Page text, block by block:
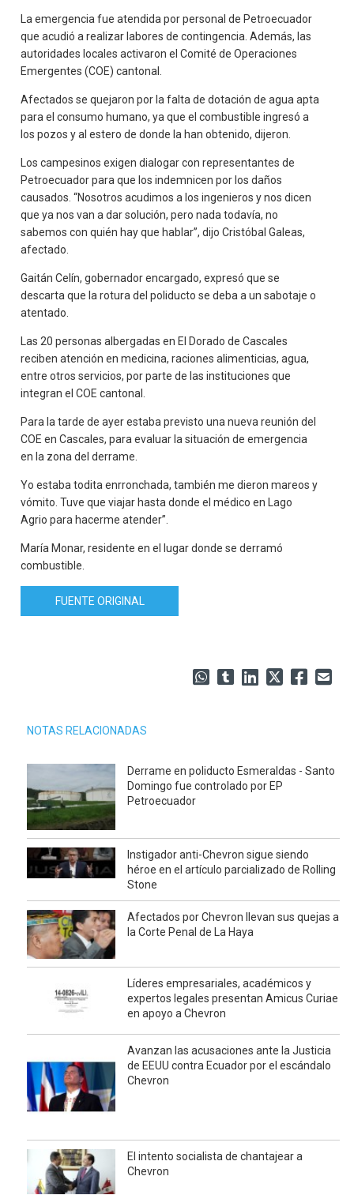
La emergencia fue atendida por personal de Petroecuador
que acudió a realizar labores de contingencia. Además, las
autoridades locales activaron el Comité de Operaciones
Emergentes (COE) cantonal.
Afectados se quejaron por la falta de dotación de agua apta
para el consumo humano, ya que el combustible ingresó a
los pozos y al estero de donde la han obtenido, dijeron.
Los campesinos exigen dialogar con representantes de
Petroecuador para que los indemnicen por los daños
causados. “Nosotros acudimos a los ingenieros y nos dicen
que ya nos van a dar solución, pero nada todavía, no
sabemos con quién hay que hablar”, dijo Cristóbal Galeas,
afectado.
Gaitán Celín, gobernador encargado, expresó que se
descarta que la rotura del poliducto se deba a un sabotaje o
atentado.
Las 20 personas albergadas en El Dorado de Cascales
reciben atención en medicina, raciones alimenticias, agua,
entre otros servicios, por parte de las instituciones que
integran el COE cantonal.
Para la tarde de ayer estaba previsto una nueva reunión del
COE en Cascales, para evaluar la situación de emergencia
en la zona del derrame.
Yo estaba todita enrronchada, también me dieron mareos y
vómito. Tuve que viajar hasta donde el médico en Lago
Agrio para hacerme atender”.
María Monar, residente en el lugar donde se derramó
combustible.
FUENTE ORIGINAL
NOTAS RELACIONADAS
Derrame en poliducto Esmeraldas - Santo
Domingo fue controlado por EP
Petroecuador
Instigador anti-Chevron sigue siendo
héroe en el artículo parcializado de Rolling
Stone
Afectados por Chevron llevan sus quejas a
la Corte Penal de La Haya
Líderes empresariales, académicos y
expertos legales presentan Amicus Curiae
en apoyo a Chevron
Avanzan las acusaciones ante la Justicia
de EEUU contra Ecuador por el escándalo
Chevron
El intento socialista de chantajear a
Chevron